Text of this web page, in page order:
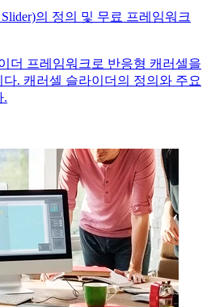
의 정의 및 무료 프레임워크
더 프레임워크로 반응형 캐러셀을
. 캐러셀 슬라이더의 정의와 주요
.